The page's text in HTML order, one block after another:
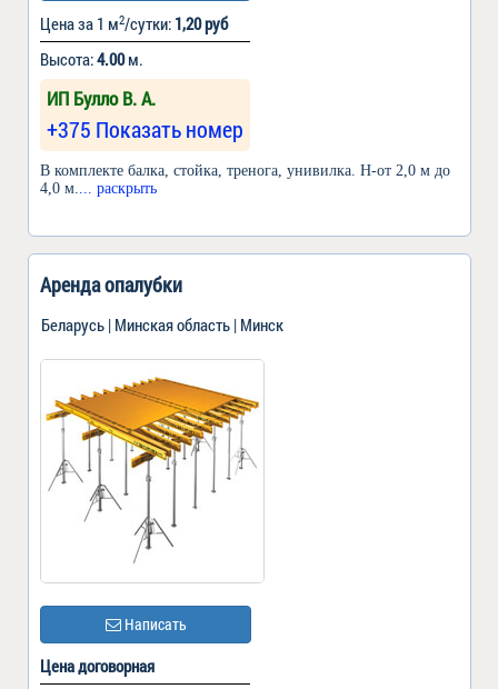
Цена за 1 м2/сутки: 1,20 руб
Высота:4.00м.
ИП Булло В. А.
+375 Показать номер
В комплекте балка, стойка, тренога, унивилка. Н-от 2,0 м до
4,0 м.... раскрыть
Аренда опалубки
Беларусь | Минская область | Минск
Написать
Цена договорная